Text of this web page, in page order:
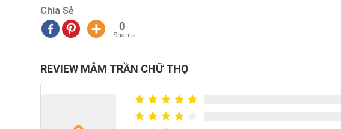
Chia Sẻ
0
Shares
REVIEW MÂM TRẦN CHỮ THỌ